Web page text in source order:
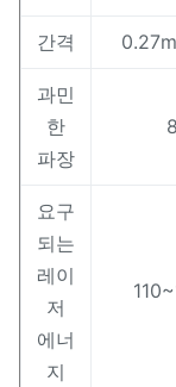
간격
과민
한
파장
요구
되는
레이
저
에너
지